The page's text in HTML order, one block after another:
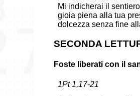
Mi indicherai il
gioia piena alla tua
dolcezza senza fine
SECONDA
Foste liberati con il
1Pt 1,17-21